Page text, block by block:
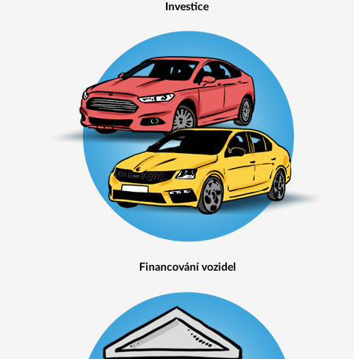
Investice
Financování vozidel